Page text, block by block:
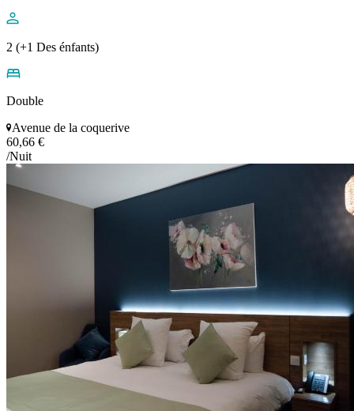
2 (+1 Des énfants)
Double
Avenue de la coquerive
60,66 €
/Nuit